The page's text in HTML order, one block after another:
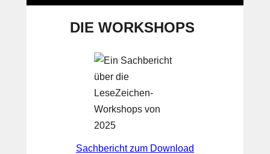
DIE WORKSHOPS
Sachbericht zum Download